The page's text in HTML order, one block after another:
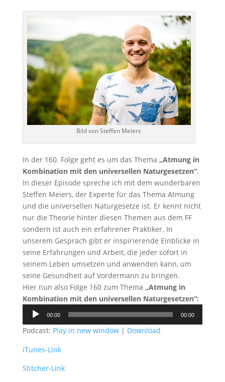
Bild von Steffen Meiers
In der 160. Folge geht es um das Thema „Atmung in
Kombination mit den universellen Naturgesetzen“.
In dieser Episode spreche ich mit dem wunderbaren
Steffen Meiers, der Experte für das Thema Atmung
und die universellen Naturgesetze ist. Er kennt nicht
nur die Theorie hinter diesen Themen aus dem FF
sondern ist auch ein erfahrener Praktiker. In
unserem Gespräch gibt er inspirierende Einblicke in
seine Erfahrungen und Arbeit, die jeder sofort in
seinem Leben umsetzen und anwenden kann, um
seine Gesundheit auf Vordermann zu bringen.
Hier nun also Folge 160 zum Thema „Atmung in
Kombination mit den universellen Naturgesetzen“:
Audio-
00:00 00:00
Podcast: Play in new window| Download
iTunes-Link
Stitcher-Link